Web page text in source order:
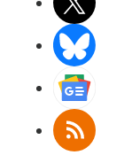
RSS